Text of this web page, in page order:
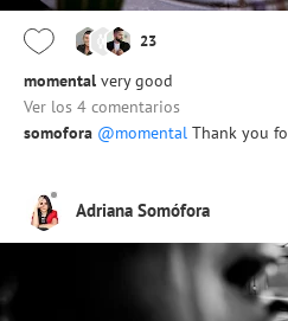
23
momental very good
Ver los 4 comentarios
somofora @momental Thank you
Adriana Somófora